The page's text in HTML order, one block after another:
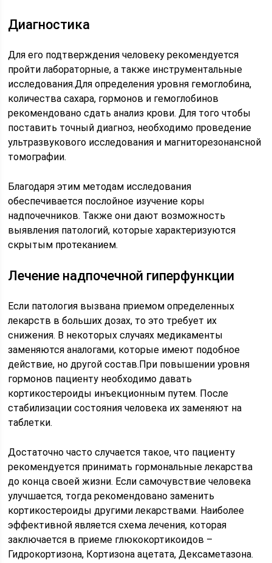
Диагностика
Для его подтверждения человеку рекомендуется
пройти лабораторные, а также инструментальные
исследования.Для определения уровня гемоглобина,
количества сахара, гормонов и гемоглобинов
рекомендовано сдать анализ крови. Для того чтобы
поставить точный диагноз, необходимо проведение
ультразвукового исследования и магниторезонансной
томографии.
Благодаря этим методам исследования
обеспечивается послойное изучение коры
надпочечников. Также они дают возможность
выявления патологий, которые характеризуются
скрытым протеканием.
Лечение надпочечной гиперфункции
Если патология вызвана приемом определенных
лекарств в больших дозах, то это требует их
снижения. В некоторых случаях медикаменты
заменяются аналогами, которые имеют подобное
действие, но другой состав.При повышении уровня
гормонов пациенту необходимо давать
кортикостероиды инъекционным путем. После
стабилизации состояния человека их заменяют на
таблетки.
Достаточно часто случается такое, что пациенту
рекомендуется принимать гормональные лекарства
до конца своей жизни. Если самочувствие человека
улучшается, тогда рекомендовано заменить
кортикостероиды другими лекарствами. Наиболее
эффективной является схема лечения, которая
заключается в приеме глюкокортикоидов –
Гидрокортизона, Кортизона ацетата, Дексаметазона.